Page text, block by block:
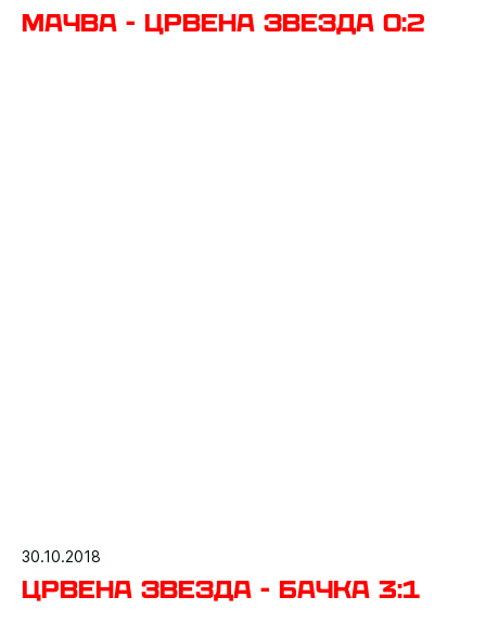
Мачва - Црвена звезда 0:2
30.10.2018
Црвена звезда - Бачка 3:1